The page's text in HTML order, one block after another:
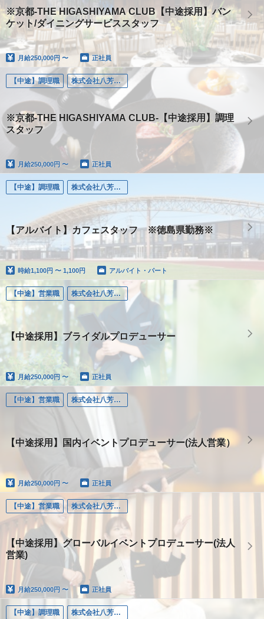
※京都-THE HIGASHIYAMA CLUB【中途採用】バン
ケット/ダイニングサービススタッフ
月給250,000円 〜 正社員
【中途】調理職 株式会社八芳園（京都）
※京都-THE HIGASHIYAMA CLUB-【中途採用】調理
スタッフ
月給250,000円 〜 正社員
【中途】調理職 株式会社八芳園交流コンテンツプロデュース（徳島）
【アルバイト】カフェスタッフ ※徳島県勤務※
時給1,100円 〜 1,100円 アルバイト・パート
【中途】営業職 株式会社八芳園（東京）
【中途採用】ブライダルプロデューサー
月給250,000円 〜 正社員
【中途】営業職 株式会社八芳園（東京）
【中途採用】国内イベントプロデューサー(法人営業）
月給250,000円 〜 正社員
【中途】営業職 株式会社八芳園（東京）
【中途採用】グローバルイベントプロデューサー(法人
営業)
月給250,000円 〜 正社員
【中途】調理職 株式会社八芳園（東京）